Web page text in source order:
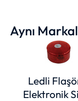
Aynı
Ledli
Elektronik